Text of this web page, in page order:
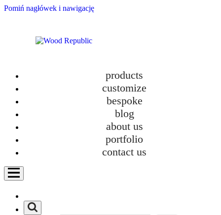
Pomiń nagłówek i nawigację
products
customize
bespoke
blog
about us
portfolio
contact us